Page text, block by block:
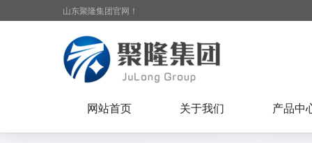
山东聚隆集团官网！
网站首页 关于我们 产品中